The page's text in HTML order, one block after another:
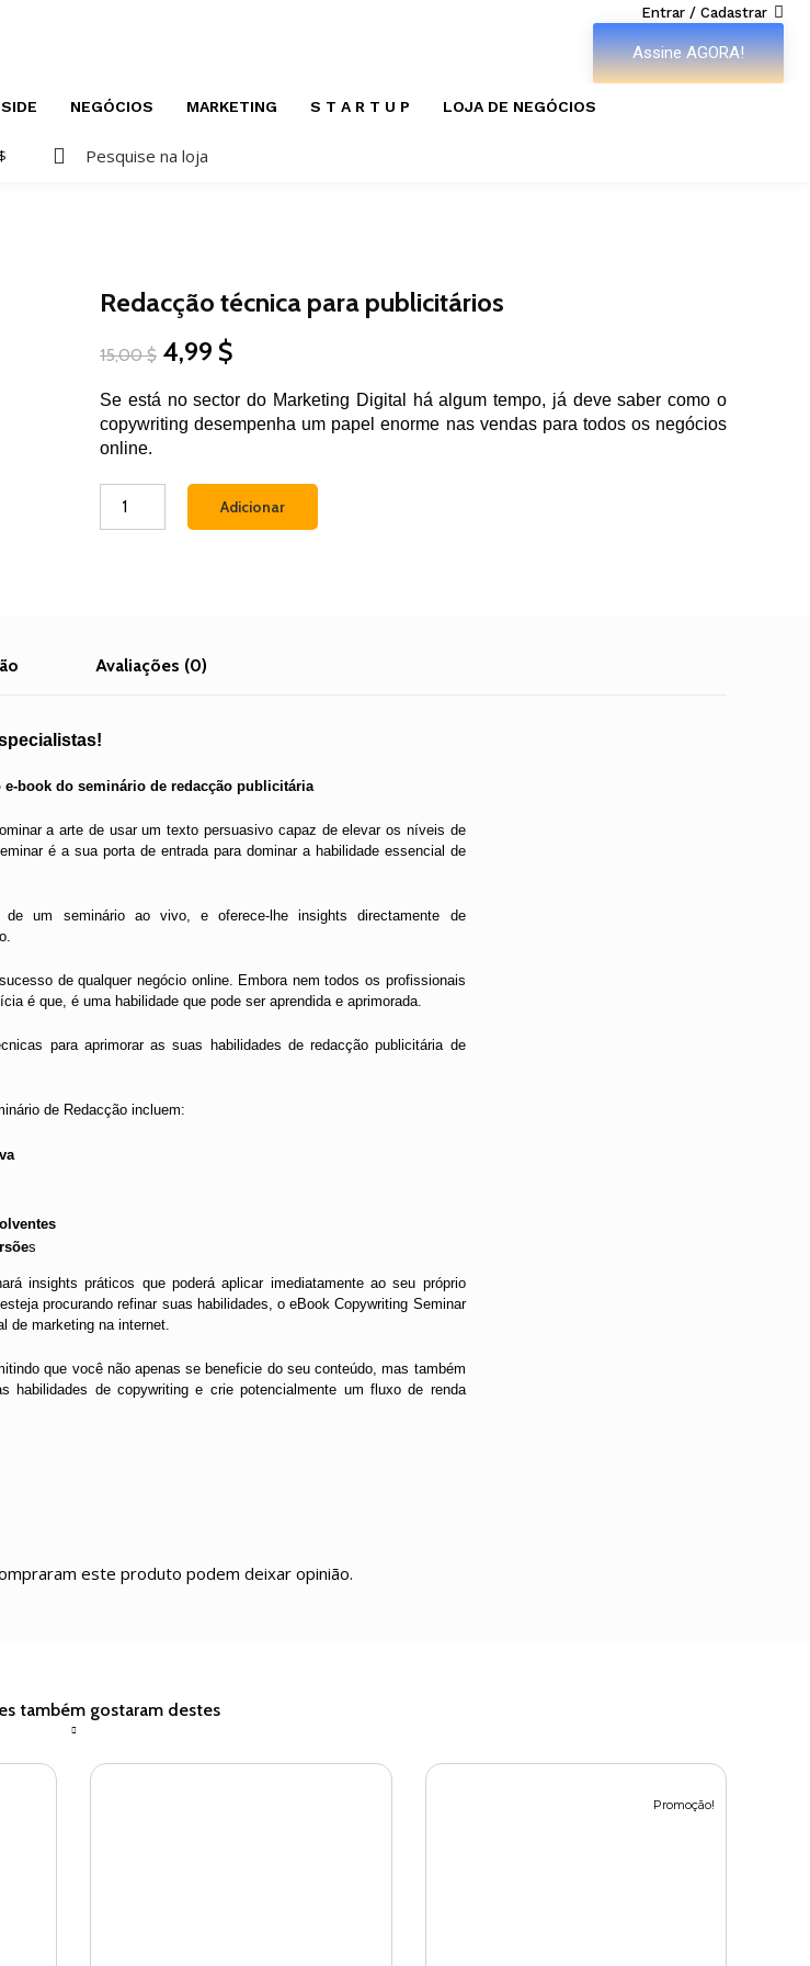
Entrar / Cadastrar
Assine AGORA!
NEGÓCIOS MARKETING S T A R T U P LOJA DE NEGÓCIOS
Pesquise na loja
Redacção técnica para publicitários
15,00$ O
preço
original
era:
15,00 $.
4,99 $O
atual
é:
4,99 $.
Se está no sector do Marketing Digital há algum tempo, já deve saber como o
copywriting desempenha um papel enorme nas vendas para todos os negócios
online.
Adicionar
Avaliações (0)
book do seminário de redacção publicitária
a arte de usar um texto persuasivo capaz de elevar os níveis de
é a sua porta de entrada para dominar a habilidade essencial de
um seminário ao vivo, e oferece-lhe insights directamente de
de qualquer negócio online. Embora nem todos os profissionais
é que, é uma habilidade que pode ser aprendida e aprimorada.
para aprimorar as suas habilidades de redacção publicitária de
de Redacção incluem:
s
insights práticos que poderá aplicar imediatamente ao seu próprio
procurando refinar suas habilidades, o eBook Copywriting Seminar
de marketing na internet.
que você não apenas se beneficie do seu conteúdo, mas também
habilidades de copywriting e crie potencialmente um fluxo de renda
este produto podem deixar opinião.
também gostaram destes
Promoção!